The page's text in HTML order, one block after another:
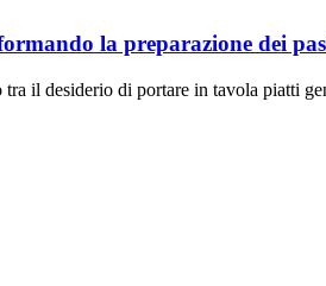
la preparazione dei
il desiderio di portare in tavola piatti